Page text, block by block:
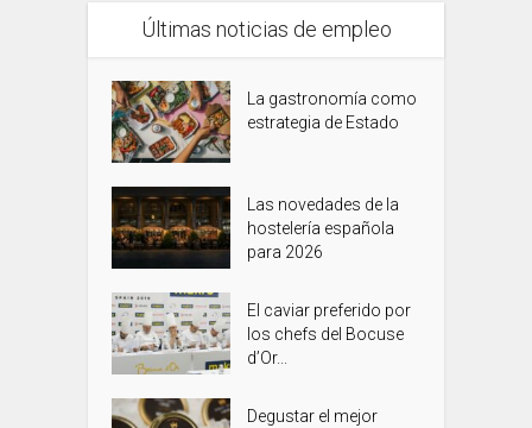
Últimas noticias de empleo
La gastronomía como
estrategia de Estado
Las novedades de la
hostelería española
para 2026
El caviar preferido por
los chefs del Bocuse
d’Or...
Degustar el mejor